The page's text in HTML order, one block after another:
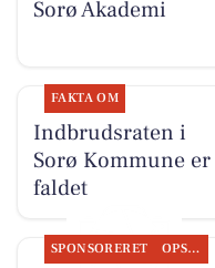
Sorø Akademi
FAKTA OM
Indbrudsraten i
Sorø Kommune er
faldet
SPONSORERET OPSLAGSTAVLEN